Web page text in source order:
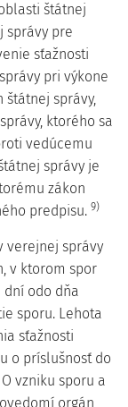
štátnej
správy pre
sťažnosti
pri výkone
štátnej správy,
ktorého sa
vedúcemu
správy je
zákon
predpisu. 9)
verejnej správy
v ktorom spor
odo dňa
sporu. Lehota
sťažnosti
o príslušnosť do
vzniku sporu a
orgán